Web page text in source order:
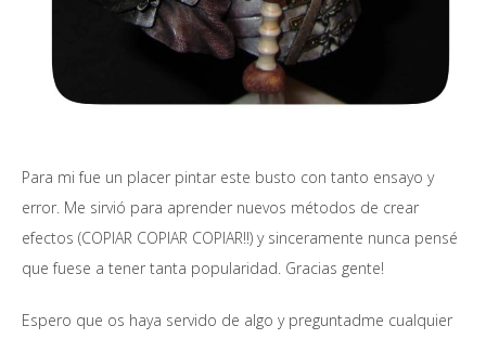
Para mi fue un placer pintar este busto con tanto ensayo y
error. Me sirvió para aprender nuevos métodos de crear
efectos (COPIAR COPIAR COPIAR!!) y sinceramente nunca pensé
que fuese a tener tanta popularidad. Gracias gente!
Espero que os haya servido de algo y preguntadme cualquier